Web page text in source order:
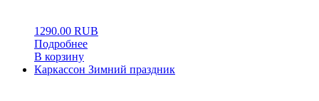
1290.00 RUB
Подробнее
В корзину
Каркассон Зимний праздник